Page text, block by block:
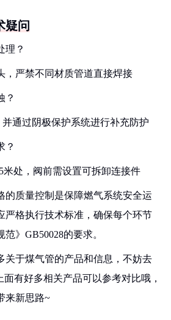
疑问
理？
，严禁不同材质管道直接焊接
？
通过阴极保护系统进行补充防护
？
米处，阀前需设置可拆卸连接件
的质量控制是保障燃气系统安全运
严格执行技术标准，确保每个环节
》GB50028的要求。
关于煤气管的产品和信息，不妨去
面有好多相关产品可以参考对比哦，
来新思路~